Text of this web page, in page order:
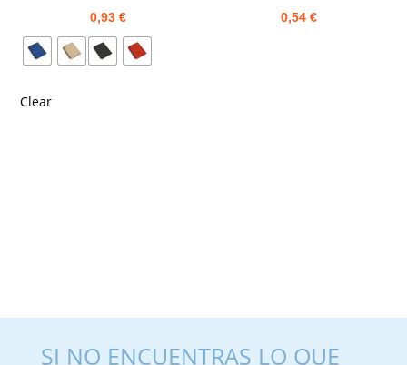
0,93€
Clear
0,54 €
SI NO ENCUENTRAS LO QUE